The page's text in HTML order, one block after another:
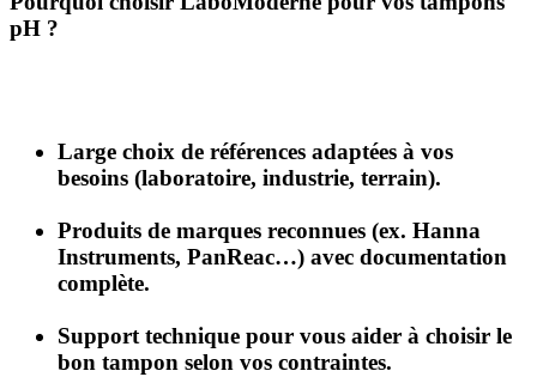
pH ?
Large choix de références adaptées à vos
besoins (laboratoire, industrie, terrain).
Produits de marques reconnues (ex. Hanna
Instruments, PanReac…) avec documentation
complète.
Support technique pour vous aider à choisir le
bon tampon selon vos contraintes.